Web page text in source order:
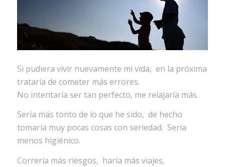
Si pudiera vivir nuevamente mi vida, en la próxima
trataría de cometer más errores.
No intentaría ser tan perfecto, me relajaría más.
Sería más tonto de lo que he sido, de hecho
tomaría muy pocas cosas con seriedad. Sería
menos higiénico.
Correría más riesgos, haría más viajes,